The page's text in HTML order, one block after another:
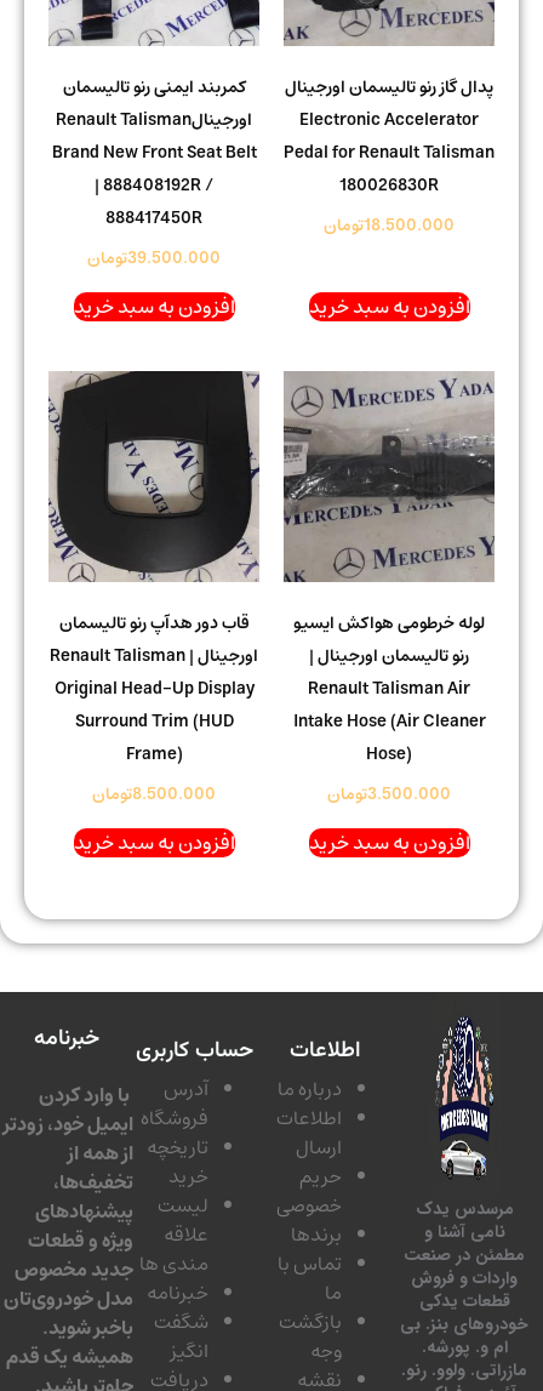
پدال گاز رنو تالیسمان اورجینال
Electronic Accelerator
Pedal for Renault Talisman
180026830R
18.500.000تومان
افزودن به سبد خرید
کمربند ایمنی رنو تالیسمان
اورجینالRenault Talisman
Brand New Front Seat Belt
| 888408192R /
888417450R
39.500.000تومان
افزودن به سبد خرید
لوله خرطومی هواکش ایسیو
رنو تالیسمان اورجینال |
Renault Talisman Air
Intake Hose (Air Cleaner
Hose)
3.500.000تومان
افزودن به سبد خرید
قاب دور هدآپ رنو تالیسمان
اورجینال | Renault Talisman
Original Head-Up Display
Surround Trim (HUD
Frame)
8.500.000تومان
افزودن به سبد خرید
یدک
آشنا و
در صنعت
و فروش
یدکی
بنز. بی
و. پورشه.
ولوو. رنو.
اطلاعات
درباره ما
اطلاعات
ارسال
حریم
خصوصی
برندها
تماس با
بازگشت
نقشه
حساب کاربری
آدرس
فروشگاه
تاریخچه
لیست
مندی ها
خبرنامه
شگفت
دریافت
خبرنامه
با وارد کردن
ایمیل خود، زودتر
از همه از
تخفیف‌ها،
پیشنهادهای
ویژه و قطعات
جدید مخصوص
مدل خودروی‌تان
باخبر شوید.
همیشه یک قدم